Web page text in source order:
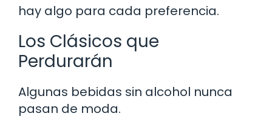
hay algo para cada preferencia.
Los Clásicos que
Perdurarán
Algunas bebidas sin alcohol nunca
pasan de moda.